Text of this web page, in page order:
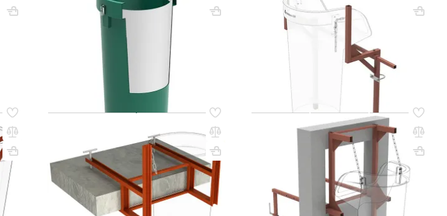
36
ВхШхГ, мм: 1200х610
Вес, кг: 11.5
1 281 000 сум
q_108249 В КОРЗИНУ
ВхШхГ, мм: 1550х1600х400
Вес, кг: 15.4
В КОРЗИНУ
28
60798
крепление к перекрытиям и балконам
ВхШхГ, мм: 755х1036х830
Вес, кг: 42
(0)
3 147 000 сум
q_108244
60799
Кронштейн для мусоросбросов,
крепление в оконный проем
ВхШхГ, мм: 1700х1480х840
Вес, кг: 28
2 241 000 сум
q_108245 В КОРЗИНУ